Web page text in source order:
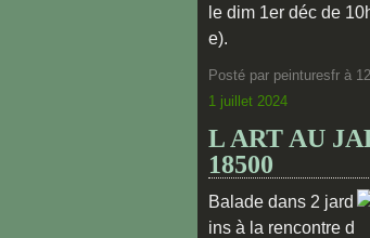
le dim 1er déc de
e).
Posté par peinturesfr à
1 juillet 2024
L ART AU
18500
Balade dans 2 jard
ins à la rencontre d